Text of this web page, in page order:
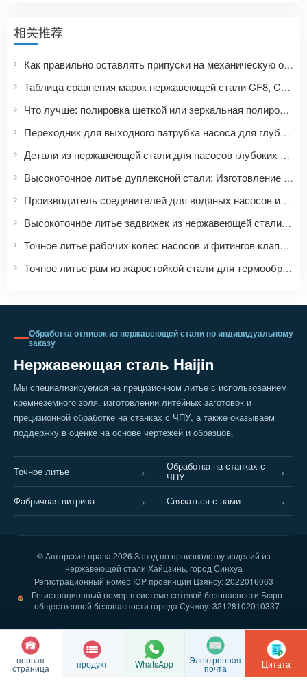
相关推荐
Как правильно оставлять припуски на механическую обработку при прецизионном литье? Руководство по проектированию размеров отливок из нержавеющей стали от заготовки до готового изделия, изготовленного на станке с ЧПУ.
Таблица сравнения марок нержавеющей стали CF8, CF8M, CF3, CF3M: Как марки нержавеющей стали для литья соотносятся с марками 304, 316, 304L и 316L?
Что лучше: полировка щеткой или зеркальная полировка? Сравнение и рекомендации по выбору методов обработки поверхности нержавеющей стали.
Переходник для выходного патрубка насоса для глубоких скважин | Аксессуары для водяных насосов из нержавеющей стали на заказ
Детали из нержавеющей стали для насосов глубоких скважин | Точное литье и механическая обработка рабочих колес и корпусов насосов
Высокоточное литье дуплексной стали: Изготовление на заказ изделий из дуплексной стали различных марок, таких как 2205 и 2507.
Производитель соединителей для водяных насосов из нержавеющей стали | Точное литье комплектующих для насосов и клапанов
Высокоточное литье задвижек из нержавеющей стали | Производитель насосно-клапанных комплектующих и оборудования для обработки на станках с ЧПУ
Точное литье рабочих колес насосов и фитингов клапанов | Обработка отливок из нержавеющей стали на станках с ЧПУ
Точное литье рам из жаростойкой стали для термообработки | Изготовление решетчатой оснастки на заказ для печей
Обработка отливок из нержавеющей стали по индивидуальному
заказу
Нержавеющая сталь Haijin
Мы специализируемся на прецизионном литье с использованием
кремнеземного золя, изготовлении литейных заготовок и
прецизионной обработке на станках с ЧПУ, а также оказываем
поддержку в оценке на основе чертежей и образцов.
Точное литье
Обработка на станках с
ЧПУ
Фабричная витрина
Связаться с нами
© Авторские права2026 Завод по производству изделий из
нержавеющей стали Хайцзинь, город Синхуа
Регистрационный номер ICP провинции Цзянсу: 2022016063
Регистрационный номер в системе сетевой безопасности Бюро
общественной безопасности города Сучжоу: 32128102010337
первая
страница продукт Электронная
почта
WhatsApp Цитата